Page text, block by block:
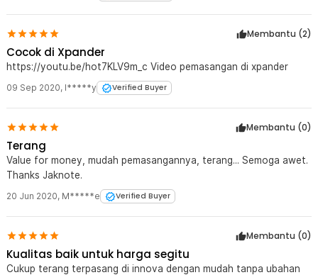
Membantu (2)
Cocok di Xpander
https://youtu.be/hot7KLV9m_c Video pemasangan di xpander
09 Sep 2020, l*****y Verified Buyer
Membantu (0)
Terang
Value for money, mudah pemasangannya, terang... Semoga awet.
Thanks Jaknote.
20 Jun 2020, M*****e Verified Buyer
Membantu (0)
Kualitas baik untuk harga segitu
Cukup terang terpasang di innova dengan mudah tanpa ubahan